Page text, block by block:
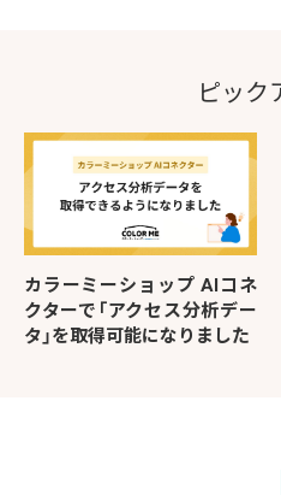
ピック
カラーミーショップ AIコネ
クターで「アクセス分析デー
タ」を取得可能になりました